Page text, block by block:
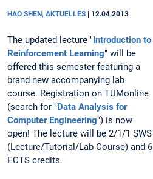
HAO SHEN, AKTUELLES 12.04.2013
The updated lecture " Introduction to
Reinforcement Learning" will be
offered this semester featuring a
brand new accompanying lab
course. Registration on TUMonline
(search for " Data Analysis for
Computer Engineering") is now
open! The lecture will be 2/1/1 SWS
(Lecture/Tutorial/Lab Course) and 6
ECTS credits.